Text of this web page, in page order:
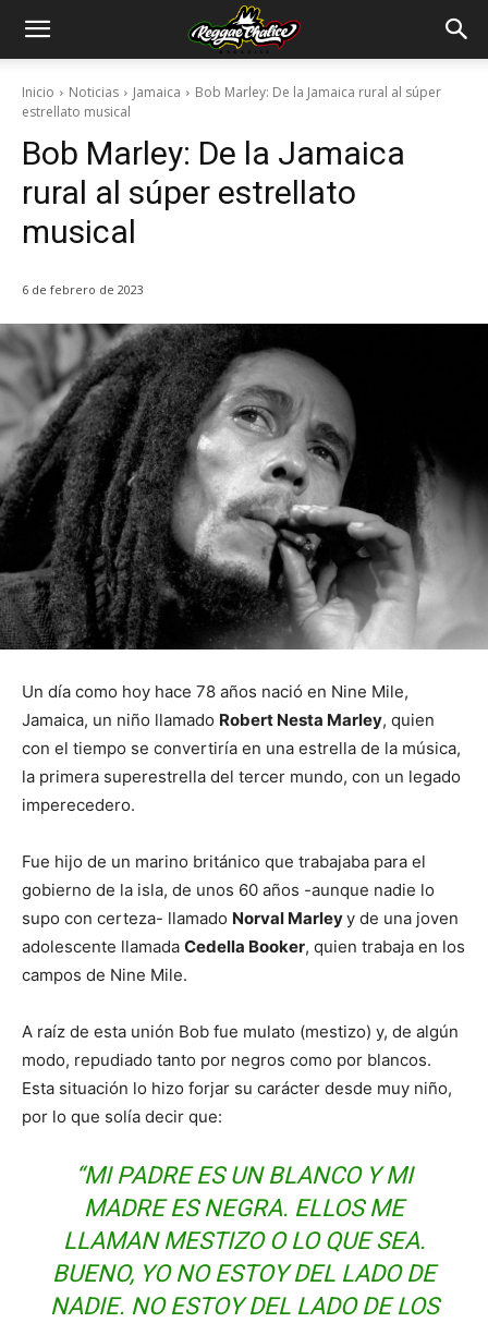
Inicio Noticias Jamaica
Bob Marley: De la Jamaica rural al súper
estrellato musical
Bob Marley: De la Jamaica
rural al súper estrellato
musical
6 de febrero de 2023
Un día como hoy hace 78 años nació en Nine Mile,
Jamaica, un niño llamado Robert Nesta Marley, quien
con el tiempo se convertiría en una estrella de la música,
la primera superestrella del tercer mundo, con un legado
imperecedero.
Fue hijo de un marino británico que trabajaba para el
gobierno de la isla, de unos 60 años -aunque nadie lo
supo con certeza- llamado Norval Marleyy de una joven
adolescente llamada Cedella Booker, quien trabaja en los
campos de Nine Mile.
A raíz de esta unión Bob fue mulato (mestizo) y, de algún
modo, repudiado tanto por negros como por blancos.
Esta situación lo hizo forjar su carácter desde muy niño,
por lo que solía decir que:
“MI PADRE ES UN BLANCO Y MI
MADRE ES NEGRA. ELLOS ME
LLAMAN MESTIZO O LO QUE SEA.
BUENO, YO NO ESTOY DEL LADO DE
NADIE. NO ESTOY DEL LADO DE LOS